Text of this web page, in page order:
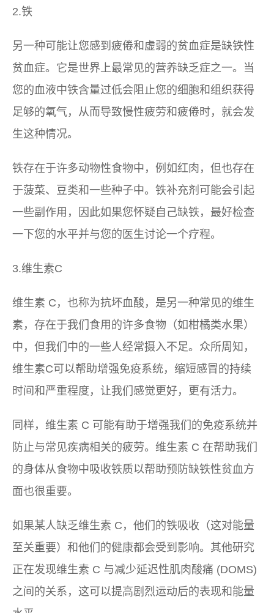
2.铁
另一种可能让您感到疲倦和虚弱的贫血症是缺铁性
贫血症。它是世界上最常见的营养缺乏症之一。当
您的血液中铁含量过低会阻止您的细胞和组织获得
足够的氧气，从而导致慢性疲劳和疲倦时，就会发
生这种情况。
铁存在于许多动物性食物中，例如红肉，但也存在
于菠菜、豆类和一些种子中。铁补充剂可能会引起
一些副作用，因此如果您怀疑自己缺铁，最好检查
一下您的水平并与您的医生讨论一个疗程。
3.维生素C
维生素 C，也称为抗坏血酸，是另一种常见的维生
素，存在于我们食用的许多食物（如柑橘类水果）
中，但我们中的一些人经常摄入不足。众所周知，
维生素C可以帮助增强免疫系统，缩短感冒的持续
时间和严重程度，让我们感觉更好，更有活力。
同样，维生素 C 可能有助于增强我们的免疫系统并
防止与常见疾病相关的疲劳。维生素 C 在帮助我们
的身体从食物中吸收铁质以帮助预防缺铁性贫血方
面也很重要。
如果某人缺乏维生素 C，他们的铁吸收（这对能量
至关重要）和他们的健康都会受到影响。其他研究
正在发现维生素 C 与减少延迟性肌肉酸痛 (DOMS)
之间的关系，这可以提高剧烈运动后的表现和能量